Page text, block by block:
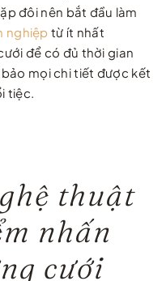
đôi nên bắt đầu làm
nghiệp từ ít nhất
để có đủ thời gian
mọi chi tiết được kết
tiệc.
thuật
nhấn
cưới